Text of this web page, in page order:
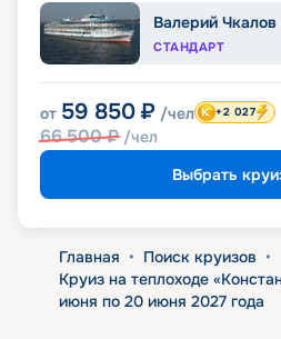
Валерий Чкалов
СТАНДАРТ
от 59 850 ₽ /чел
66 500₽ /чел
+2 027
Выбрать
Главная • Поиск круизов •
Круиз на теплоходе
июня по 20 июня 2027 года